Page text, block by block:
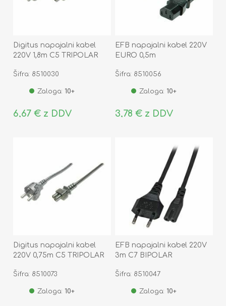
Digitus napajalni kabel
220V 1,8m C5 TRIPOLAR
Šifra: 8510030
Zaloga: 10+
6,67 € z DDV
EFB napajalni kabel 220V
EURO 0,5m
Šifra: 8510056
Zaloga: 10+
3,78 € z DDV
Digitus napajalni kabel
220V 0,75m C5 TRIPOLAR
Šifra: 8510073
Zaloga: 10+
EFB napajalni kabel 220V
3m C7 BIPOLAR
Šifra: 8510047
Zaloga: 10+